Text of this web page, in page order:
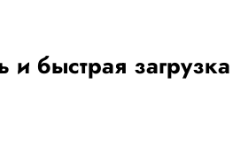
и быстрая загрузка